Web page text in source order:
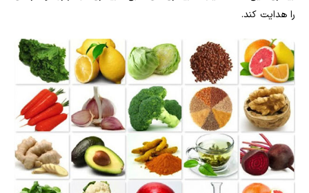
را هدایت کند.